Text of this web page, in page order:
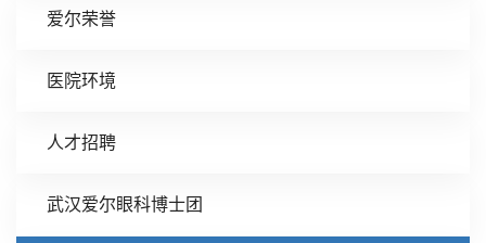
爱尔荣誉
医院环境
人才招聘
武汉爱尔眼科博士团